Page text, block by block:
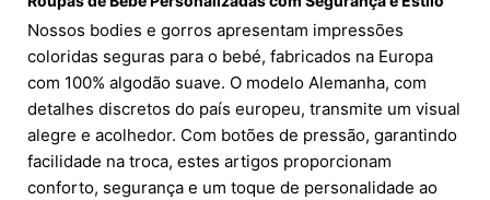
Nossos bodies e gorros apresentam impressões
coloridas seguras para o bebé, fabricados na Europa
com 100% algodão suave. O modelo Alemanha, com
detalhes discretos do país europeu, transmite um visual
alegre e acolhedor. Com botões de pressão, garantindo
facilidade na troca, estes artigos proporcionam
conforto, segurança e um toque de personalidade ao